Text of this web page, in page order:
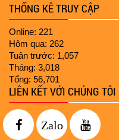
THỐNG KÊ TRUY CẬP
Online: 221
Hôm qua: 262
Tuân trước: 1,057
Tháng: 3,018
Tổng: 56,701
LIÊN KẾT VỚI CHÚNG TÔI
Zalo